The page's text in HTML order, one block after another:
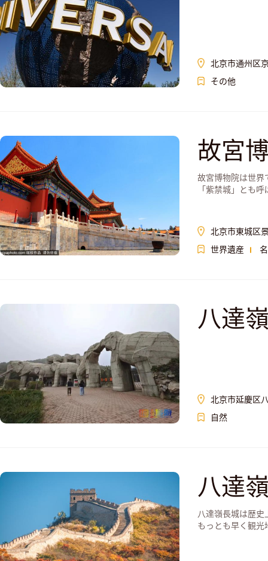
北京市通州区
その他
故宮
故宮博物院は世界
「紫禁城」とも
北京市東城区
世界遺産
八達
北京市延慶区
自然
八達
八達嶺長城は歴史
もっとも早く観